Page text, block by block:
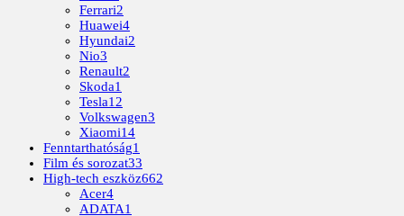
Ferrari2
Huawei4
Hyundai2
Nio3
Renault2
Skoda1
Tesla12
Volkswagen3
Xiaomi14
Fenntarthatóság1
Film és sorozat33
High-tech eszköz662
Acer4
ADATA1